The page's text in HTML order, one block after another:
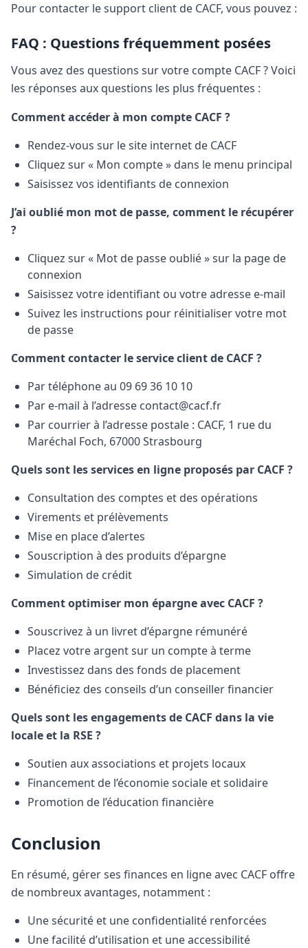
Pour contacter le support client de CACF, vous pouvez :
FAQ : Questions fréquemment posées
Vous avez des questions sur votre compte CACF ? Voici
les réponses aux questions les plus fréquentes :
Comment accéder à mon compte CACF ?
Rendez-vous sur le site internet de CACF
Cliquez sur « Mon compte » dans le menu principal
Saisissez vos identifiants de connexion
J’ai oublié mon mot de passe, comment le récupérer
?
Cliquez sur « Mot de passe oublié » sur la page de
connexion
Saisissez votre identifiant ou votre adresse e-mail
Suivez les instructions pour réinitialiser votre mot
de passe
Comment contacter le service client de CACF ?
Par téléphone au 09 69 36 10 10
Par e-mail à l’adresse contact@cacf.fr
Par courrier à l’adresse postale : CACF, 1 rue du
Maréchal Foch, 67000 Strasbourg
Quels sont les services en ligne proposés par CACF ?
Consultation des comptes et des opérations
Virements et prélèvements
Mise en place d’alertes
Souscription à des produits d’épargne
Simulation de crédit
Comment optimiser mon épargne avec CACF ?
Souscrivez à un livret d’épargne rémunéré
Placez votre argent sur un compte à terme
Investissez dans des fonds de placement
Bénéficiez des conseils d’un conseiller financier
Quels sont les engagements de CACF dans la vie
locale et la RSE ?
Soutien aux associations et projets locaux
Financement de l’économie sociale et solidaire
Promotion de l’éducation financière
Conclusion
En résumé, gérer ses finances en ligne avec CACF offre
de nombreux avantages, notamment :
Une sécurité et une confidentialité renforcées
Une facilité d’utilisation et une accessibilité